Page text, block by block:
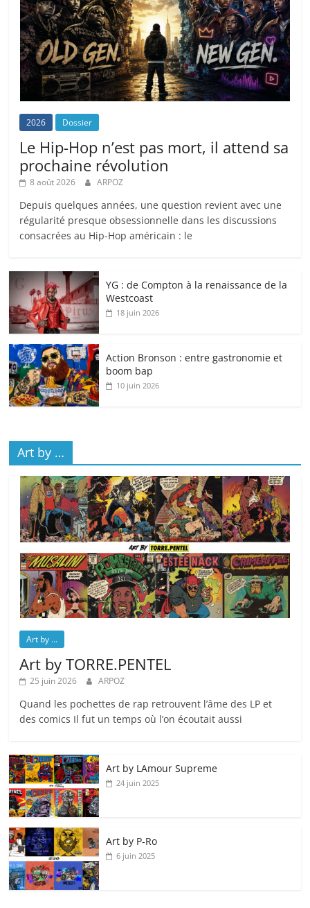
2026 Dossier
Le Hip-Hop n’est pas mort, il attend sa
prochaine révolution
8 août 2026 ARPOZ
Depuis quelques années, une question revient avec une
régularité presque obsessionnelle dans les discussions
consacrées au Hip-Hop américain : le
YG : de Compton à la renaissance de la
Westcoast
18 juin 2026
Action Bronson : entre gastronomie et
boom bap
10 juin 2026
Art by …
Art by ...
Art by TORRE.PENTEL
25 juin 2026 ARPOZ
Quand les pochettes de rap retrouvent l’âme des LP et
des comics Il fut un temps où l’on écoutait aussi
Art by LAmour Supreme
24 juin 2025
Art by P‑Ro
6 juin 2025